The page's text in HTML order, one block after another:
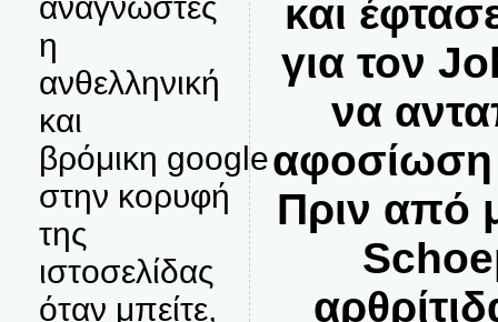
η
ανθελληνική
και
βρόμικη google
στην κορυφή
της
ιστοσελίδας
όταν μπείτε,
και
για τον
να
αφοσίωση
Πριν από